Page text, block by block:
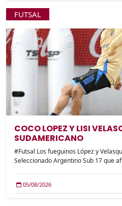
FUTSAL
COCO LOPEZ Y LISI
SUDAMERICANO
#Futsal Los fueguinos López y
Seleccionado Argentino Sub 17 que
05/08/2026